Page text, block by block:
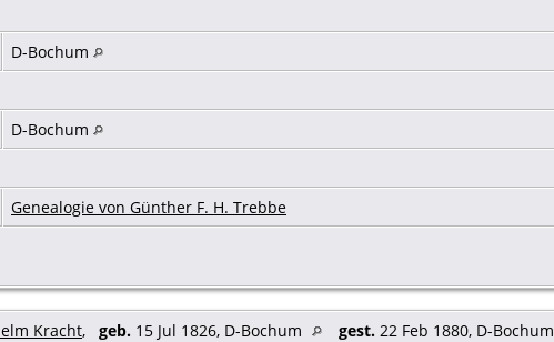
D-Bochum
D-Bochum
Genealogie von Günther F. H. Trebbe
Kracht, geb. 15 Jul 1826, D-Bochum gest. 22 Feb 1880, D-Bochum